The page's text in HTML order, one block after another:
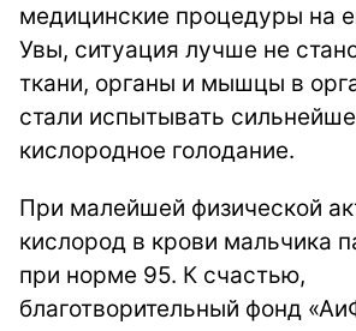
медицинские процедуры на
Увы, ситуация лучше не
ткани, органы и мышцы в
стали испытывать
кислородное голодание.
При малейшей физической
кислород в крови мальчика
при норме 95. К счастью,
благотворительный фонд